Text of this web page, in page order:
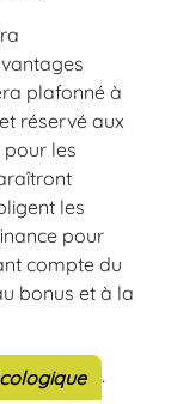
plafonné à
réservé aux
pour les
les
pour
compte du
bonus et à la
.